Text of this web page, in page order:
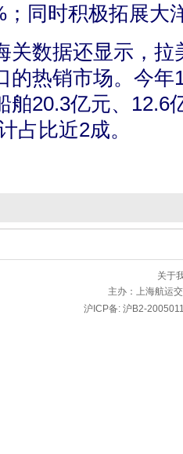
；同时积极拓展大
数据还显示，拉
的热销市场。今年
舶20.3亿元、12.6
占比近2成。
关于
主办： 上海航运
沪ICP备: 沪B2-